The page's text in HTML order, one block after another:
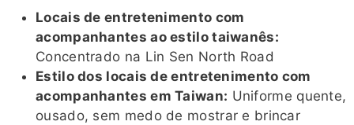
Locais de entretenimento com
acompanhantes ao estilo taiwanês:
Concentrado na Lin Sen North Road
Estilo dos locais de entretenimento com
acompanhantes em Taiwan: Uniforme quente,
ousado, sem medo de mostrar e brincar